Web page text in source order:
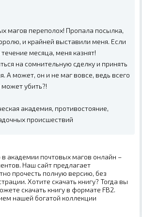
магов переполох! Пропала посылка,
и крайней выставили меня. Если
месяца, меня казнят!
на сомнительную сделку и принять
А может, он и не маг вовсе, ведь всего
убить?!
академия, противостояние,
происшествий
академии почтовых магов онлайн –
Наш сайт предлагает
прочесть полную версию, без
Хотите скачать книгу? Тогда вы
скачать книгу в формате FB2.
нашей богатой коллекции